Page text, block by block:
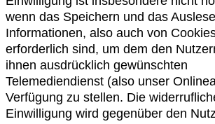
wenn das Speichern und das
Informationen, also auch von
erforderlich sind, um dem den
ihnen ausdrücklich gewünschten
Telemediendienst (also unser
Verfügung zu stellen. Die
Einwilligung wird gegenüber den